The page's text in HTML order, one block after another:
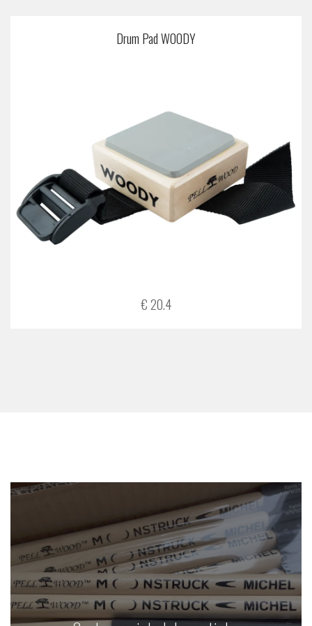
Drum Pad WOODY
€ 20.4